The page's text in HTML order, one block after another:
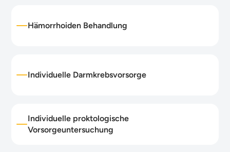
Hämorrhoiden Behandlung
Individuelle Darmkrebsvorsorge
Individuelle proktologische
Vorsorgeuntersuchung